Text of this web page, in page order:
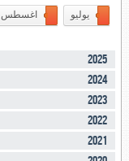
يوليو اغسطس
2025
2024
2023
2022
2021